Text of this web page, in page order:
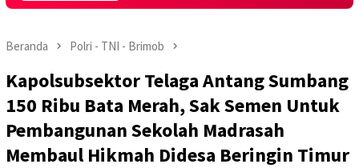
Beranda Polri - TNI - Brimob
Kapolsubsektor Telaga Antang Sumbang
150 Ribu Bata Merah, Sak Semen Untuk
Pembangunan Sekolah Madrasah
Membaul Hikmah Didesa Beringin Timur